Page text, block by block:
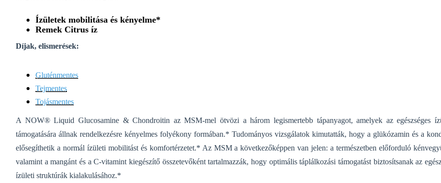
Ízületek mobilitása és kényelme*
Remek Citrus íz
Díjak, elismerések:
Gluténmentes
Tejmentes
Tojásmentes
A NOW® Liquid Glucosamine & Chondroitin az MSM-mel ötvözi a három legismertebb tápanyagot, amelyek az egészséges
támogatására állnak rendelkezésre kényelmes folyékony formában.* Tudományos vizsgálatok kimutatták, hogy a glükózamin és a
elősegíthetik a normál ízületi mobilitást és komfortérzetet.* Az MSM a következőképpen van jelen: a természetben előforduló
valamint a mangánt és a C-vitamint kiegészítő összetevőként tartalmazzák, hogy optimális táplálkozási támogatást biztosítsanak az
ízületi struktúrák kialakulásához.*